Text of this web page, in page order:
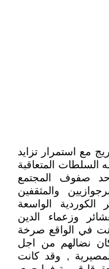
مع استمرار تزايد
السلطات المتعاقبة
صفوف المجتمع
والمثقفين
الكوردية الواسعة
وزعماء الدين
في الواقع صرخة
نضالهم من اجل
, وقد كانت